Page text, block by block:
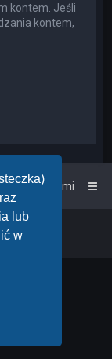
lub
w
kontem. Jeśli
kontem,
Kontakt z nami